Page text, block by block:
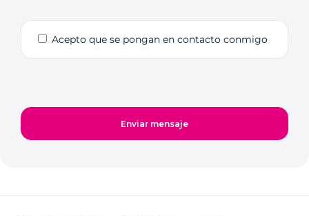
Acepto que se pongan en contacto conmigo